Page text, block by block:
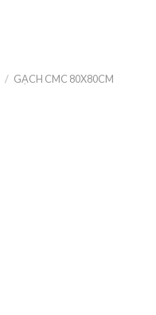
/ GẠCH CMC 80X80CM